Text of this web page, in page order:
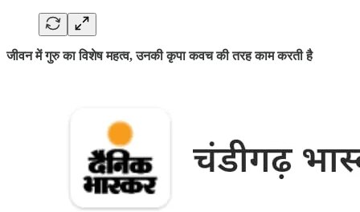
जीवन में गुरु का विशेष महत्व, उनकी कृपा कवच की तरह काम करती है